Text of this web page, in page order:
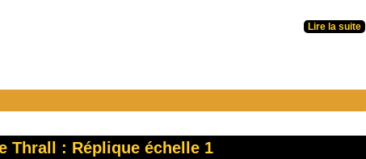
Lire la suite
Thrall : Réplique échelle 1